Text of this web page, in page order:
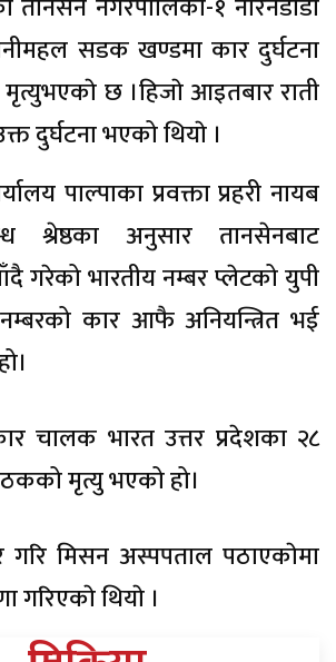
तानसेन नगरपालिका-१ नारनडाँडा
सडक खण्डमा कार दुर्घटना
छ ।हिजाे आइतबार राती
दुर्घटना भएको थियाे ।
पाल्पाका प्रवक्ता प्रहरी नायब
श्रेष्ठका अनुसार तानसेनबाट
गरेको भारतीय नम्बर प्लेटको युपी
कार आफै अनियन्त्रित भई
चालक भारत उत्तर प्रदेशका २८
मृत्यु भएको हो।
गरि मिसन अस्पपताल पठाएकाेमा
गरिएकाे थियाे ।